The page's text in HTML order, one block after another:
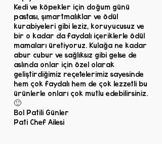
Kedi ve köpekler için doğum günü
pastası, şımartmalıklar ve ödül
kurabiyeleri gibi leziz, koruyucusuz ve
bir o kadar da faydalı içeriklerle ödül
mamaları üretiyoruz. Kulağa ne kadar
abur cubur ve sağlıksız gibi gelse de
aslında onlar için özel olarak
geliştirdiğimiz reçetelerimiz sayesinde
hem çok faydalı hem de çok lezzetli bu
ürünlerle onları çok mutlu edebilirsiniz.
🙂
Bol Patili Günler
Pati Chef Ailesi